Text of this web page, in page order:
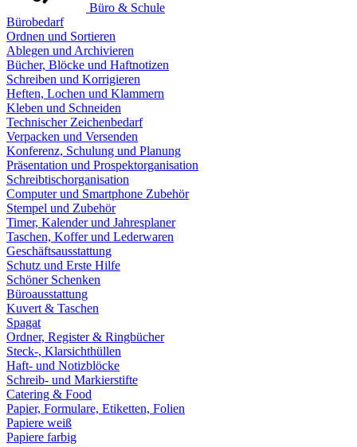
Büro & Schule
Bürobedarf
Ordnen und Sortieren
Ablegen und Archivieren
Bücher, Blöcke und Haftnotizen
Schreiben und Korrigieren
Heften, Lochen und Klammern
Kleben und Schneiden
Technischer Zeichenbedarf
Verpacken und Versenden
Konferenz, Schulung und Planung
Präsentation und Prospektorganisation
Schreibtischorganisation
Computer und Smartphone Zubehör
Stempel und Zubehör
Timer, Kalender und Jahresplaner
Taschen, Koffer und Lederwaren
Geschäftsausstattung
Schutz und Erste Hilfe
Schöner Schenken
Büroausstattung
Kuvert & Taschen
Spagat
Ordner, Register & Ringbücher
Steck-, Klarsichthüllen
Haft- und Notizblöcke
Schreib- und Markierstifte
Catering & Food
Papier, Formulare, Etiketten, Folien
Papiere weiß
Papiere farbig